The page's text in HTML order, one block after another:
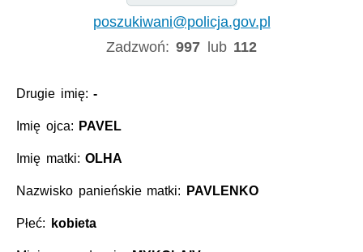
poszukiwani@policja.gov.pl
Zadzwoń:997 lub 112
Drugie imię:-
Imię ojca: PAVEL
Imię matki:OLHA
Nazwisko panieńskie matki: PAVLENKO
Płeć: kobieta